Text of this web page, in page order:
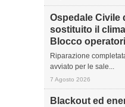
Ospedale Civile
sostituito il
Blocco
Riparazione
avviato per le sale...
7 Agosto 2026
Blackout ed